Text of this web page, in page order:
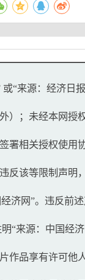
“来源：经济日
）；未经本网授
署相关授权使用
反该等限制声明
济网”。违反前
“来源：中国经
作品享有许可他